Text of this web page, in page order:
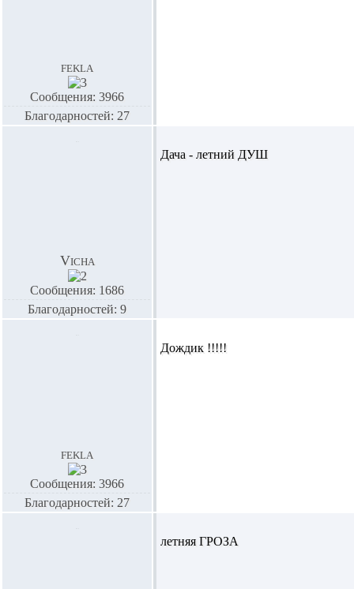
fekla
Сообщения: 3966
Благодарностей: 27
Vicha
Сообщения: 1686
Благодарностей: 9
Дача - летний ДУШ
fekla
Сообщения: 3966
Благодарностей: 27
Дождик !!!!!
летняя ГРОЗА